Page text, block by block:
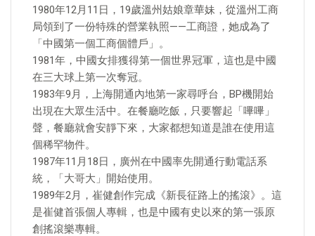
1980年12月11日，19歲溫州姑娘章華妹，從溫州工商
局領到了一份特殊的營業執照——工商證，她成為了
「中國第一個工商個體戶」。
1981年，中國女排獲得第一個世界冠軍，這也是中國
在三大球上第一次奪冠。
1983年9月，上海開通內地第一家尋呼台，BP機開始
出現在大眾生活中。在餐廳吃飯，只要響起「嗶嗶」
聲，餐廳就會安靜下來，大家都想知道是誰在使用這
個稀罕物件。
1987年11月18日，廣州在中國率先開通行動電話系
統，「大哥大」開始使用。
1989年2月，崔健創作完成《新長征路上的搖滾》。這
是崔健首張個人專輯，也是中國有史以來的第一張原
創搖滾樂專輯。